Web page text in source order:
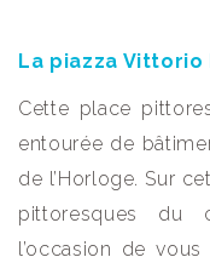
La piazza Vittorio
Cette place
entourée de
de l’Horloge. Sur
pittoresques du
l’occasion de